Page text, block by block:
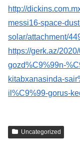
http://
messi16-space-
solar/attachment/
https://gerk.az/
gozd%C9%99n-
kitabxanasinda-
il%C9%99-gorus-
Uncategorized